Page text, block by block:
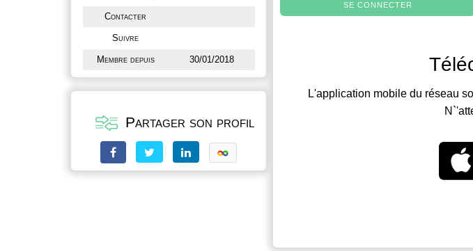
Contacter
Suivre
Membre depuis 30/01/2018
Partager son profil
SE CONNECTER
L'application mobile du réseau